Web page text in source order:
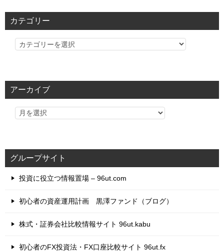
カテゴリー
カ
リ
アーカイブ
グループサイト
投資に役立つ情報置場 – 96ut.com
初心者の資産運用計画 黒澤ファンド（ブログ）
株式・証券会社比較情報サイト 96ut.kabu
初心者のFX投資法・FX口座比較サイト 96ut.fx